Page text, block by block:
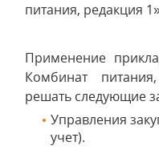
питания, редакция
Применение
Комбинат
решать следующие
Управления
учет).